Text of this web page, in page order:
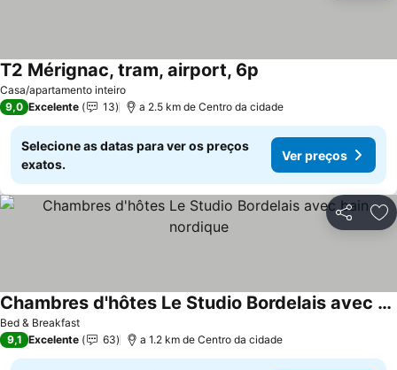
Casa/apartamento inteiro
T2 Mérignac, tram, airport, 6p
9,0 Excelente 13 a 2.5 km de Centro da cidade
Selecione as datas para ver os preços
exatos.
Ver preços
Partilhar
Bed & Breakfast
Chambres d'hôtes Le Studio Bordelais avec bain nordique
9,1 Excelente 63 a 1.2 km de Centro da cidade